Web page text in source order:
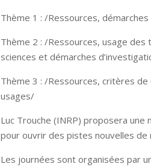
Thème 1 : /Ressources,
Thème 2 : /Ressources, usage
sciences et démarches
Thème 3 : /Ressources, critères
usages/
Luc Trouche (INRP) proposera
pour ouvrir des pistes nouvelles
Les journées sont organisées par